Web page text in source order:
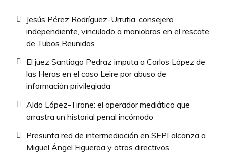
Jesús Pérez Rodríguez-Urrutia, consejero
independiente, vinculado a maniobras en el rescate
de Tubos Reunidos
El juez Santiago Pedraz imputa a Carlos López de
las Heras en el caso Leire por abuso de
información privilegiada
Aldo López-Tirone: el operador mediático que
arrastra un historial penal incómodo
Presunta red de intermediación en SEPI alcanza a
Miguel Ángel Figueroa y otros directivos